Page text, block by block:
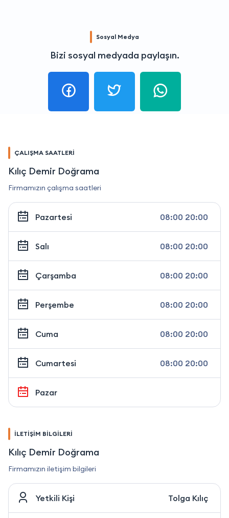
Sosyal Medya
Bizi sosyal medyada paylaşın.
ÇALIŞMA SAATLERİ
Kılıç Demir Doğrama
Firmamızın çalışma saatleri
Pazartesi 08:00 20:00
Salı 08:00 20:00
Çarşamba 08:00 20:00
Perşembe 08:00 20:00
Cuma 08:00 20:00
Cumartesi 08:00 20:00
Pazar
İLETİŞİM BİLGİLERİ
Kılıç Demir Doğrama
Firmamızın iletişim bilgileri
Yetkili Kişi Tolga Kılıç